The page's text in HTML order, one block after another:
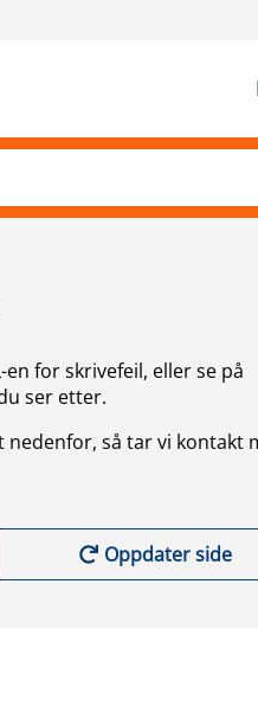
for skrivefeil, eller se på
ser etter.
nedenfor, så tar vi kontakt
Oppdater side